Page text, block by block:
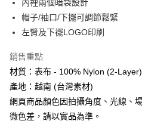
成交易。
3.實際核准額度、可分期數及費用金額
消。如遇「轉專審核」未通過狀況，表
【繳款方式說明】
1.分期款項不併入電信帳單，「大哥付
2.透過簡訊連結打開帳單後，可選擇「
帳／街口支付／iPASS MONEY」等通
【注意事項】
AFTEE先享後付是「在收到商品之後才
便利好安心！
１．簡單：不需註冊會員、不需綁卡、不
３．安心：先確認商品／服務後，再付款
【「AFTEE先享後付」結帳流程】
１．於結帳方式選擇「AFTEE先享後付
２．訂單成立數日內，您將收到繳費通
３．收到繳費通知簡訊後14天內，點擊
ATM付款
貨到付款
運送方式
宅配
每筆NT$100，滿NT$799(含以上)免
付款後門市自取
內裡兩個暗袋設計
帽子/袖口/下擺可調節鬆緊
左臂及下襬LOGO印刷
銷售重點
材質：表布 - 100% Nylon (2-
產地：越南 (台灣素材)
網頁商品顏色因拍攝角度、光線、
微色差，請以實品為準。